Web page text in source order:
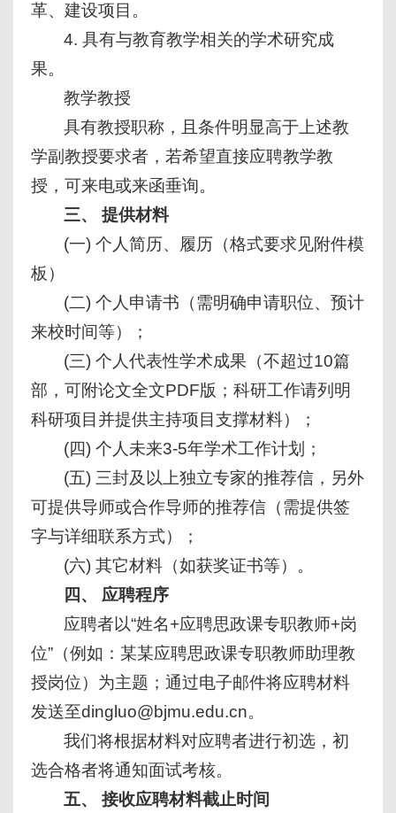
革、建设项目。
4. 具有与教育教学相关的学术研究成
果。
教学教授
具有教授职称，且条件明显高于上述教
学副教授要求者，若希望直接应聘教学教
授，可来电或来函垂询。
三、 提供材料
(一) 个人简历、履历（格式要求见附件模
板）
(二) 个人申请书（需明确申请职位、预计
来校时间等）；
(三) 个人代表性学术成果（不超过10篇
部，可附论文全文PDF版；科研工作请列明
科研项目并提供主持项目支撑材料）；
(四) 个人未来3-5年学术工作计划；
(五) 三封及以上独立专家的推荐信，另外
可提供导师或合作导师的推荐信（需提供签
字与详细联系方式）；
(六) 其它材料（如获奖证书等）。
四、 应聘程序
应聘者以“姓名+应聘思政课专职教师+岗
位”（例如：某某应聘思政课专职教师助理教
授岗位）为主题；通过电子邮件将应聘材料
发送至dingluo@bjmu.edu.cn。
我们将根据材料对应聘者进行初选，初
选合格者将通知面试考核。
五、 接收应聘材料截止时间